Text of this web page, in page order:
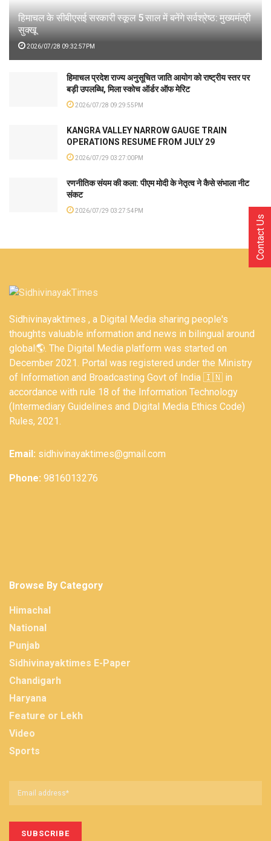
हिमाचल के सीबीएसई सरकारी स्कूल 5 साल में बनेंगे सर्वश्रेष्ठ: मुख्यमंत्री
सुक्खू
2026/07/28 09:32:57PM
हिमाचल प्रदेश राज्य अनुसूचित जाति आयोग को राष्ट्रीय स्तर पर
बड़ी उपलब्धि, मिला स्कोच ऑर्डर ऑफ मेरिट
2026/07/28 09:29:55PM
KANGRA VALLEY NARROW GAUGE TRAIN
OPERATIONS RESUME FROM JULY 29
2026/07/29 03:27:00PM
रणनीतिक संयम की कला: पीएम मोदी के नेतृत्व ने कैसे संभाला नीट
संकट
2026/07/29 03:27:54PM
Sidhivinayaktimes , a Digital Media sharing people's
thoughts valuable information and news in bilingual around
global🌎. The Digital Media platform was started on
December 2021. Portal was registered under the Ministry
of Information and Broadcasting Govt of India 🇮🇳 in
accordance with rule 18 of the Information Technology
(Intermediary Guidelines and Digital Media Ethics Code)
Rules, 2021.
Email: sidhivinayaktimes@gmail.com
Phone: 9816013276
Browse By Category
Himachal
National
Punjab
Sidhivinayaktimes E-Paper
Chandigarh
Haryana
Feature or Lekh
Video
Sports
Contact Us